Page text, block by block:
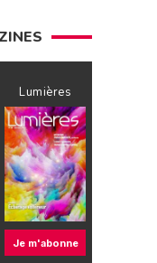
Lumières
Je m'abonne